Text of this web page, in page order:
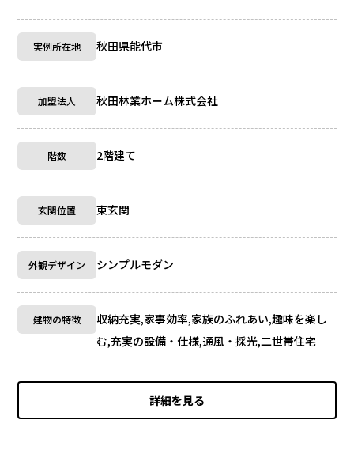
実例所在地 秋田県能代市
加盟法人 秋田林業ホーム株式会社
階数 2階建て
玄関位置 東玄関
外観デザイン シンプルモダン
建物の特徴
収納充実,家事効率,家族のふれあい,趣味を楽し
む,充実の設備・仕様,通風・採光,二世帯住宅
詳細を見る